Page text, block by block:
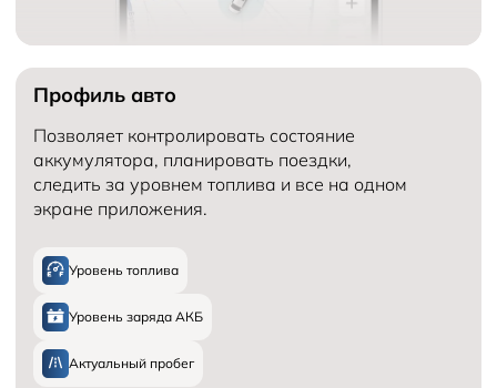
Профиль авто
Позволяет контролировать состояние
аккумулятора, планировать поездки,
следить за уровнем топлива и все на одном
экране приложения.
Уровень топлива
Уровень заряда АКБ
Актуальный пробег